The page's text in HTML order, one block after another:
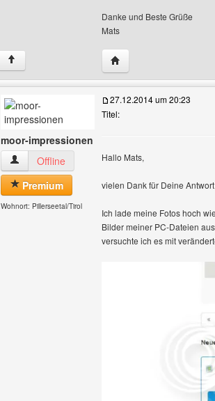
Danke und Beste Grüße
Mats
↑ Website dieses
moor-impressionen
moor-impressionen Benutzer-Profile anzeigen
Offline
Premium
Wohnort: Pillerseetal/Tirol
27.12.2014 um 20:23
Titel:
Hallo Mats,
vielen Dank für Deine
Ich lade meine Fotos hoch
Bilder meiner PC-Dateien
versuchte ich es mit